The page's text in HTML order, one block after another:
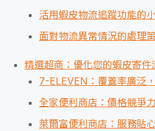
活用蝦皮物流追蹤功能的
面對物流異常情況的處理
精選超商：優化您的蝦皮寄件
7-ELEVEN：覆蓋率廣泛
全家便利商店：價格競爭
萊爾富便利商店：服務貼